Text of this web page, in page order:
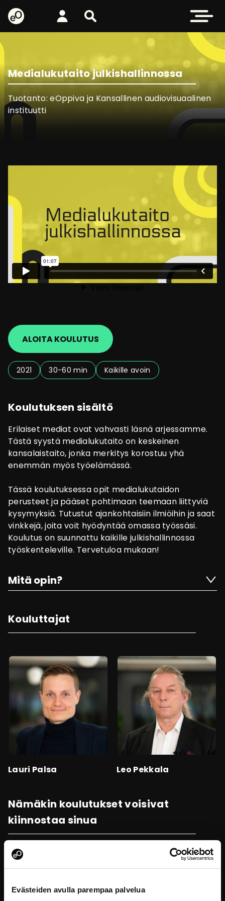
Evästeiden avulla parempaa palvelua
eOppiva - Etusivulle
Kirjaudu Etsi sivustolta Avaa
Medialukutaito julkishallinnossa
Tuotanto: eOppiva ja Kansallinen audiovisuaalinen
instituutti
ALOITA KOULUTUS
2021 30-60 min Kaikille avoin
Koulutuksen sisältö
Erilaiset mediat ovat vahvasti läsnä arjessamme.
Tästä syystä medialukutaito on keskeinen
kansalaistaito, jonka merkitys korostuu yhä
enemmän myös työelämässä.
Tässä koulutuksessa opit medialukutaidon
perusteet ja pääset pohtimaan teemaan liittyviä
kysymyksiä. Tutustut ajankohtaisiin ilmiöihin ja saat
vinkkejä, joita voit hyödyntää omassa työssäsi.
Koulutus on suunnattu kaikille julkishallinnossa
työskenteleville. Tervetuloa mukaan!
Mitä opin?
Kouluttajat
Lauri Palsa Leo Pekkala
Nämäkin koulutukset voisivat
kiinnostaa sinua